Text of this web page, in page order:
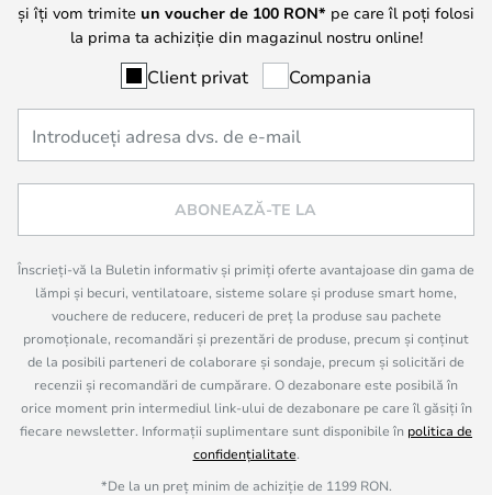
și îți vom trimite un voucher de 100 RON* pe care îl poți folosi
la prima ta achiziție din magazinul nostru online!
Client privat Compania
ABONEAZĂ-TE LA
Înscrieți-vă la Buletin informativ și primiți oferte avantajoase din gama de
lămpi și becuri, ventilatoare, sisteme solare și produse smart home,
vouchere de reducere, reduceri de preț la produse sau pachete
promoționale, recomandări și prezentări de produse, precum și conținut
de la posibili parteneri de colaborare și sondaje, precum și solicitări de
recenzii și recomandări de cumpărare. O dezabonare este posibilă în
orice moment prin intermediul link-ului de dezabonare pe care îl găsiți în
fiecare newsletter. Informații suplimentare sunt disponibile în politica de
confidențialitate.
*De la un preț minim de achiziție de 1199 RON.